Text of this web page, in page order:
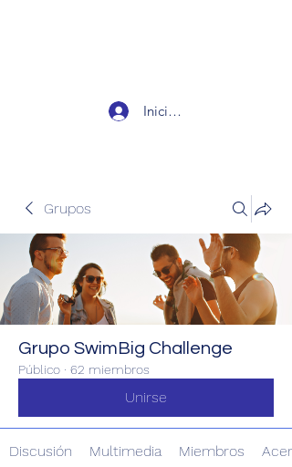
Iniciar sesión
Grupos
Grupo SwimBig Challenge
Público · 62 miembros
Unirse
Discusión Multimedia Miembros